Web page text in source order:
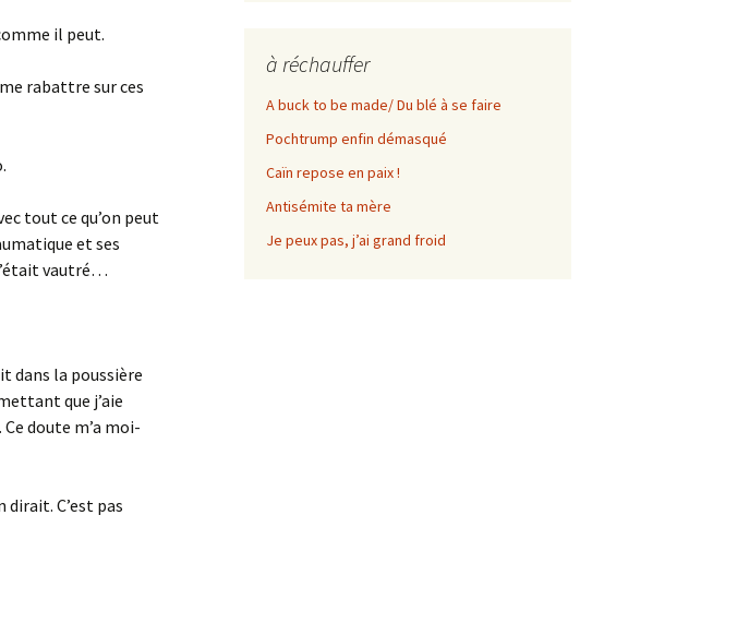
il peut.
rabattre sur ces
tout ce qu’on peut
et ses
vautré…
dans la poussière
que j’aie
doute m’a moi-
dirait. C’est pas
à réchauffer
A buck to be made/ Du blé à se faire
Pochtrump enfin démasqué
Caïn repose en paix !
Antisémite ta mère
Je peux pas, j’ai grand froid